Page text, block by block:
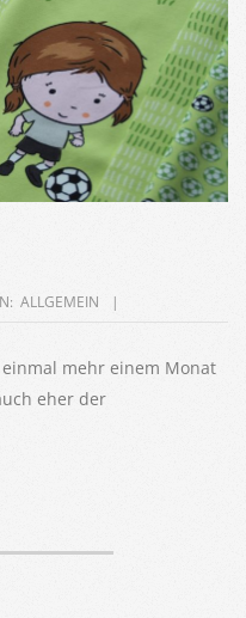
ALLGEMEIN
mehr einem Monat
eher der